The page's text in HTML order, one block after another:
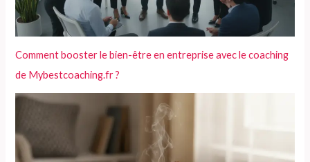
Comment booster le bien-être en entreprise avec le coaching
de Mybestcoaching.fr ?